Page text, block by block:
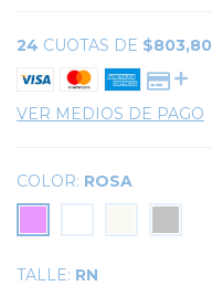
24 CUOTAS DE $803,80
VER MEDIOS DE PAGO
COLOR: ROSA
TALLE: RN